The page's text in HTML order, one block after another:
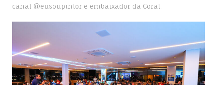
canal @eusoupintor e embaixador da Coral.